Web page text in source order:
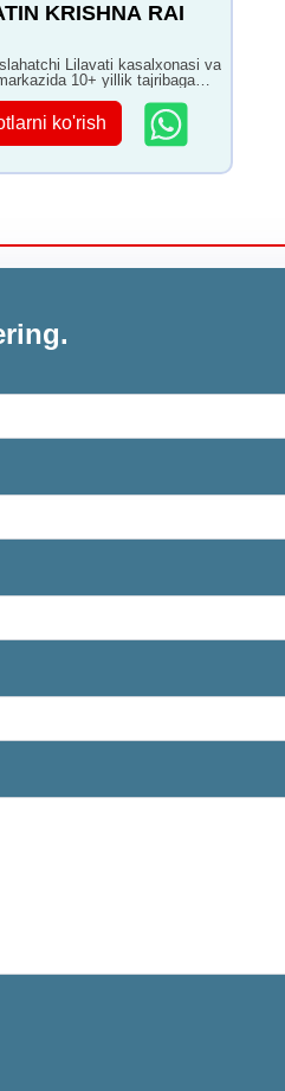
KRISHNA RAI
Lilavati kasalxonasi va
10+ yillik tajribaga
ko'rish